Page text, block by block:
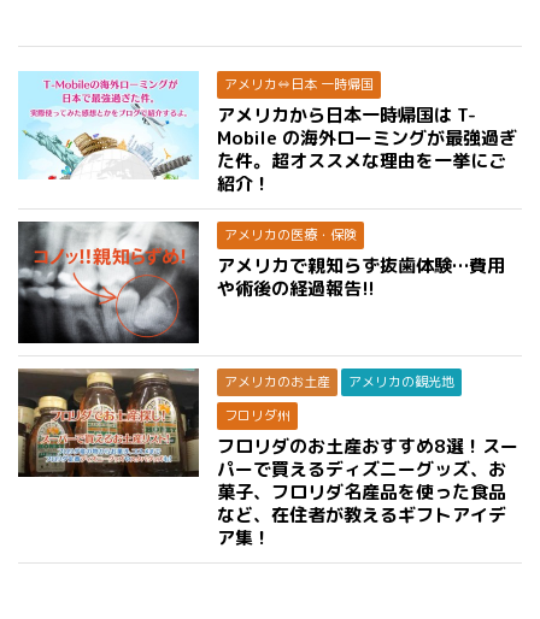
アメリカ⇔日本 一時帰国
アメリカから日本一時帰国は T-
Mobile の海外ローミングが最強過ぎ
た件。超オススメな理由を一挙にご
紹介！
アメリカの医療・保険
アメリカで親知らず抜歯体験…費用
や術後の経過報告!!
アメリカのお土産
アメリカの観光地
フロリダ州
フロリダのお土産おすすめ8選！スー
パーで買えるディズニーグッズ、お
菓子、フロリダ名産品を使った食品
など、在住者が教えるギフトアイデ
ア集！